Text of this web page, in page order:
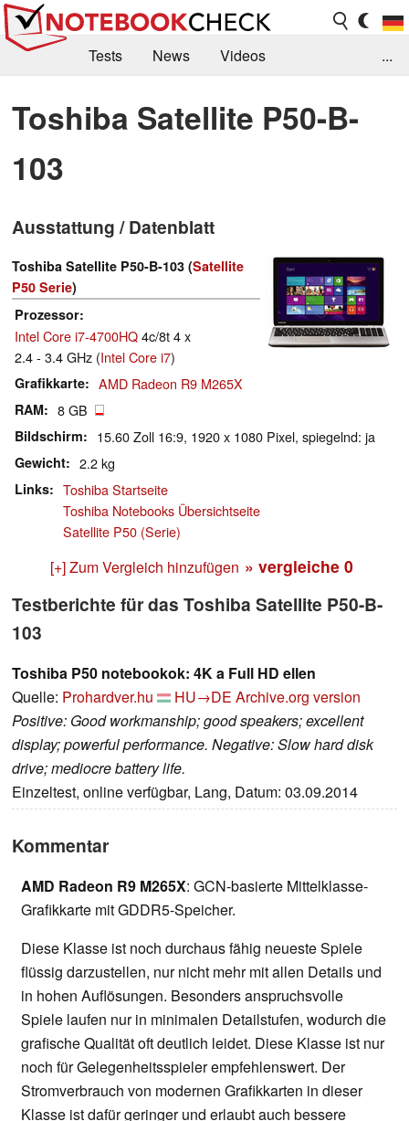
Tests News
Videos
Kaufberatung
Deals Suche
Jobs
Forum
...
Toshiba Satellite P50-B-
103
Ausstattung / Datenblatt
Toshiba Satellite P50-B-103 (Satellite
P50 Serie)
Prozessor
Intel Core i7-4700HQ4c/8t 4 x
2.4 - 3.4 GHz (Intel Core i7)
Grafikkarte AMD Radeon R9 M265X
RAM 8 GB
Bildschirm 15.60 Zoll 16:9, 1920 x 1080 Pixel, spiegelnd: ja
Gewicht 2.2 kg
Links
Toshiba Startseite
Toshiba Notebooks Übersichtseite
Satellite P50 (Serie)
[+] Zum Vergleich hinzufügen » vergleiche 0
Testberichte für das Toshiba Satellite P50-B-
103
Toshiba P50 notebookok: 4K a Full HD ellen
Quelle: Prohardver.hu HU→DE Archive.org version
Positive: Good workmanship; good speakers; excellent
display; powerful performance. Negative: Slow hard disk
drive; mediocre battery life.
Einzeltest, online verfügbar, Lang, Datum: 03.09.2014
Kommentar
AMD Radeon R9 M265X: GCN-basierte Mittelklasse-
Grafikkarte mit GDDR5-Speicher.
Diese Klasse ist noch durchaus fähig neueste Spiele
flüssig darzustellen, nur nicht mehr mit allen Details und
in hohen Auflösungen. Besonders anspruchsvolle
Spiele laufen nur in minimalen Detailstufen, wodurch die
grafische Qualität oft deutlich leidet. Diese Klasse ist nur
noch für Gelegenheitsspieler empfehlenswert. Der
Stromverbrauch von modernen Grafikkarten in dieser
Klasse ist dafür geringer und erlaubt auch bessere